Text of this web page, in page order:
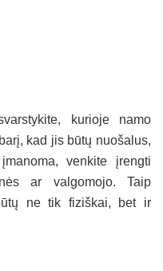
kurioje namo
kad jis būtų nuošalus,
venkite įrengti
ar valgomojo. Taip
ne tik fiziškai, bet ir